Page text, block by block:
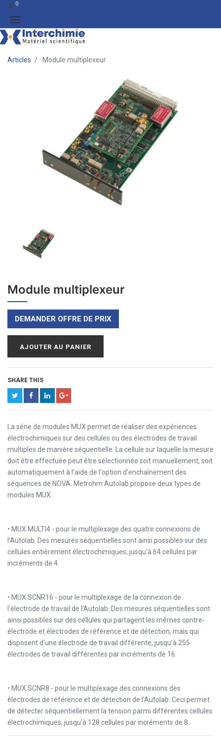
0
Articles Module multiplexeur
Module multiplexeur
DEMANDER OFFRE DE PRIX
AJOUTER AU PANIER
SHARE THIS
La série de modules MUX permet de réaliser des expériences
électrochimiques sur des cellules ou des électrodes de travail
multiples de manière séquentielle. La cellule sur laquelle la mesure
doit être effectuée peut être sélectionnée soit manuellement, soit
automatiquement à l'aide de l'option d'enchaînement des
séquences de NOVA. Metrohm Autolab propose deux types de
modules MUX.
• MUX.MULTI4 - pour le multiplexage des quatre connexions de
l'Autolab. Des mesures séquentielles sont ainsi possibles sur des
cellules entièrement électrochimiques, jusqu'à 64 cellules par
incréments de 4.
• MUX.SCNR16 - pour le multiplexage de la connexion de
l'électrode de travail de l'Autolab. Des mesures séquentielles sont
ainsi possibles sur des cellules qui partagent les mêmes contre-
électrode et électrodes de référence et de détection, mais qui
disposent d'une électrode de travail différente, jusqu'à 255
électrodes de travail différentes par incréments de 16.
• MUX.SCNR8 - pour le multiplexage des connexions des
électrodes de référence et de détection de l'Autolab. Ceci permet
de détecter séquentiellement la tension parmi différentes cellules
électrochimiques, jusqu'à 128 cellules par incréments de 8.